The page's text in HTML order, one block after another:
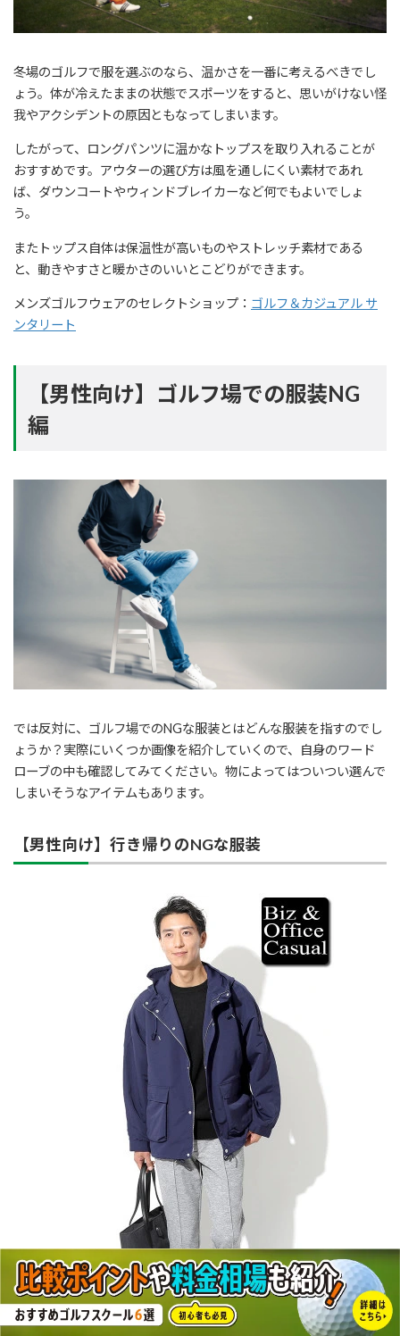
冬場のゴルフで服を選ぶのなら、温かさを一番に考えるべきでし
ょう。体が冷えたままの状態でスポーツをすると、思いがけない怪
我やアクシデントの原因ともなってしまいます。
したがって、ロングパンツに温かなトップスを取り入れることが
おすすめです。アウターの選び方は風を通しにくい素材であれ
ば、ダウンコートやウィンドブレイカーなど何でもよいでしょ
う。
またトップス自体は保温性が高いものやストレッチ素材である
と、動きやすさと暖かさのいいとこどりができます。
メンズゴルフウェアのセレクトショップ： ゴルフ＆カジュアル サ
ンタリート
【男性向け】ゴルフ場での服装NG
編
では反対に、ゴルフ場でのNGな服装とはどんな服装を指すのでし
ょうか？実際にいくつか画像を紹介していくので、自身のワード
ローブの中も確認してみてください。物によってはついつい選んで
しまいそうなアイテムもあります。
【男性向け】行き帰りのNGな服装